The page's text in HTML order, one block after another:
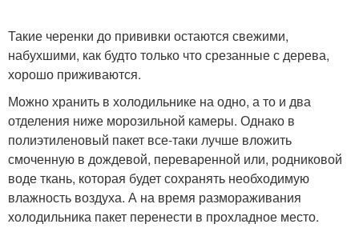
Такие черенки до прививки остаются свежими,
набухшими, как будто только что срезанные с дерева,
хорошо приживаются.
Можно хранить в холодильнике на одно, а то и два
отделения ниже морозильной камеры. Однако в
полиэтиленовый пакет все-таки лучше вложить
смоченную в дождевой, переваренной или, родниковой
воде ткань, которая будет сохранять необходимую
влажность воздуха. А на время размораживания
холодильника пакет перенести в прохладное место.